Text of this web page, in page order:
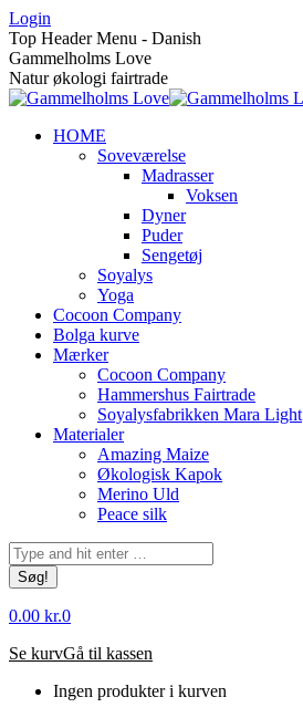
Skip
to
content
Login
Top Header Menu - Danish
Gammelholms Love
Natur økologi fairtrade
HOME
Soveværelse
Madrasser
Voksen
Dyner
Puder
Sengetøj
Soyalys
Yoga
Cocoon Company
Bolga kurve
Mærker
Cocoon Company
Hammershus Fairtrade
Soyalysfabrikken Mara Light
Materialer
Amazing Maize
Økologisk Kapok
Merino Uld
Peace silk
Søg:
0.00 kr.0
Se kurvGå til kassen
Ingen produkter i kurven